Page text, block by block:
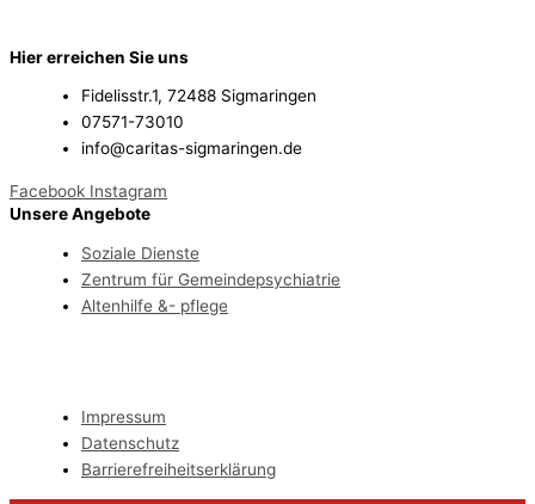
Hier erreichen Sie uns
Fidelisstr.1, 72488 Sigmaringen
07571-73010
info@caritas-sigmaringen.de
Facebook Instagram
Unsere Angebote
Soziale Dienste
Zentrum für Gemeindepsychiatrie
Altenhilfe &- pflege
Impressum
Datenschutz
Barrierefreiheitserklärung